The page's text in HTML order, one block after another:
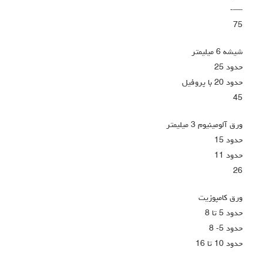
—-
75
شیشه 6 میلیمتر
حدود 25
حدود 20 با پروفیل
45
ورق آلومینیوم 3 میلیمتر
حدود 15
حدود 11
26
ورق کامپوزیت
حدود 5 تا 8
حدود 5- 8
حدود 10 تا 16